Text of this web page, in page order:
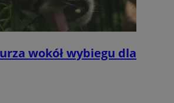
wokół wybiegu dla